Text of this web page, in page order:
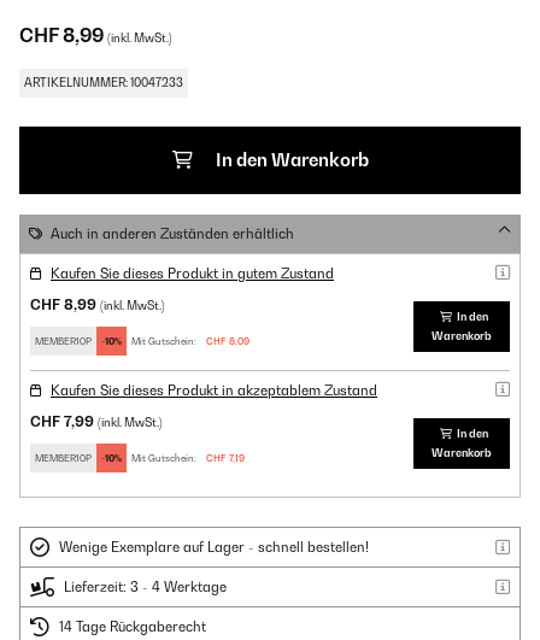
CHF 8,99 (inkl. MwSt.)
ARTIKELNUMMER: 10047233
In den Warenkorb
Auch in anderen Zuständen erhältlich
Kaufen Sie dieses Produkt in gutem Zustand
CHF 8,99 (inkl. MwSt.)
MEMBER10P -10% Mit Gutschein: CHF 8,09
In den
Warenkorb
Kaufen Sie dieses Produkt in akzeptablem Zustand
CHF 7,99 (inkl. MwSt.)
MEMBER10P -10% Mit Gutschein: CHF 7,19
In den
Warenkorb
Wenige Exemplare auf Lager - schnell bestellen!
Lieferzeit: 3 - 4 Werktage
14 Tage Rückgaberecht